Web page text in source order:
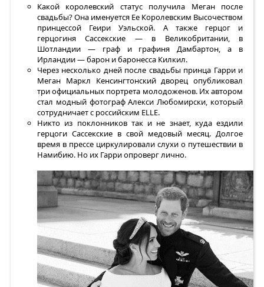
Какой королевский статус получила Меган после
свадьбы? Она именуется Ее Королевским Высочеством
принцессой Геири Уэльской. А также герцог и
герцогиня Сассекские — в Великобритании, в
Шотландии — граф и графиня Дамбартон, а в
Ирландии — барон и баронесса Килкил.
Через несколько дней после свадьбы принца Гарри и
Меган Маркл Кенсингтонский дворец опубликовал
три официальных портрета молодоженов. Их автором
стал модный фотограф Алекси Любомирски, который
сотрудничает с российским ELLE.
Никто из поклонников так и не знает, куда ездили
герцоги Сассекские в свой медовый месяц. Долгое
время в прессе циркулировали слухи о путешествии в
Намибию. Но их Гарри опроверг лично.